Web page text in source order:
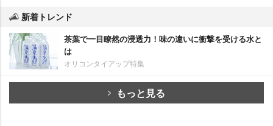
新着トレンド
茶葉で一目瞭然の浸透力！味の違いに衝撃を受ける水と
は
オリコンタイアップ特集
もっと見る